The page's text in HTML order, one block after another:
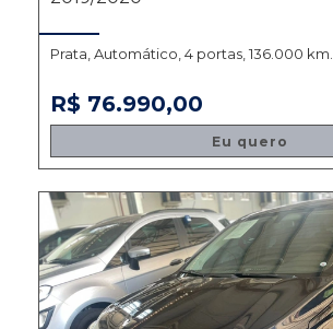
Prata, Automático, 4 portas, 136.000 km.
R$ 76.990,00
Eu quero